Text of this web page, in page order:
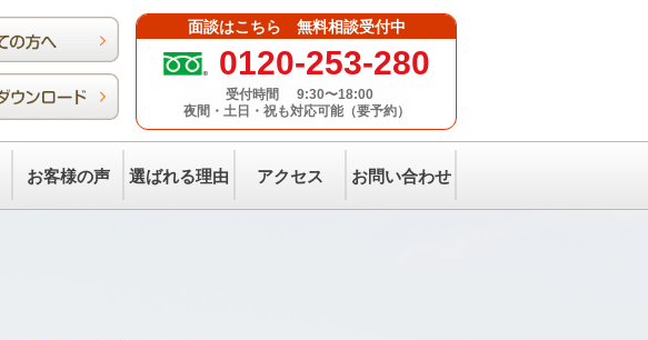
面談はこちら 無料相談受付中
0120-253-280
受付時間
9:30〜18:00
夜間・土日・祝も対応可能（要予約）
お客様の声 選ばれる理由 アクセス お問い合わせ